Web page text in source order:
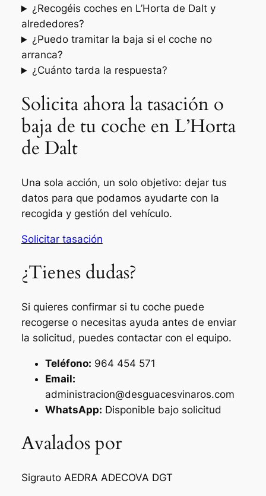
¿Recogéis coches en L’Horta de Dalt y
alrededores?
¿Puedo tramitar la baja si el coche no
arranca?
¿Cuánto tarda la respuesta?
Solicita ahora la tasación o
baja de tu coche en L’Horta
de Dalt
Una sola acción, un solo objetivo: dejar tus
datos para que podamos ayudarte con la
recogida y gestión del vehículo.
Solicitar tasación
¿Tienes dudas?
Si quieres confirmar si tu coche puede
recogerse o necesitas ayuda antes de enviar
la solicitud, puedes contactar con el equipo.
Teléfono: 964 454 571
Email:
administracion@desguacesvinaros.com
WhatsApp: Disponible bajo solicitud
Avalados por
Sigrauto AEDRA ADECOVA DGT